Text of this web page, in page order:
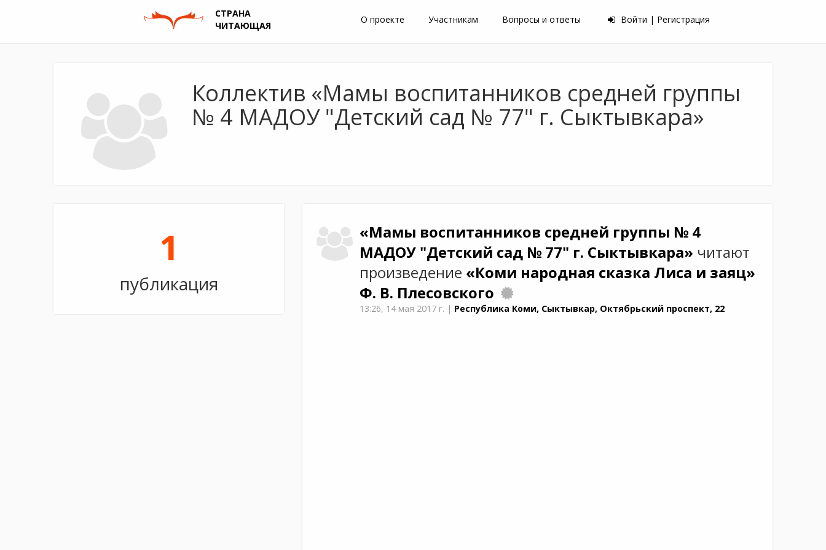
СТРАНА
ЧИТАЮЩАЯ
О проекте Участникам Вопросы и ответы Войти | Регистрация
Коллектив «Мамы воспитанников средней группы
№ 4 МАДОУ "Детский сад № 77" г. Сыктывкара»
1
публикация
«Мамы воспитанников средней группы № 4
МАДОУ "Детский сад № 77" г. Сыктывкара» читают
произведение «Коми народная сказка Лиса и заяц»
Ф. В. Плесовского
13:26, 14 мая 2017 г. | Республика Коми, Сыктывкар, Октябрьский проспект, 22